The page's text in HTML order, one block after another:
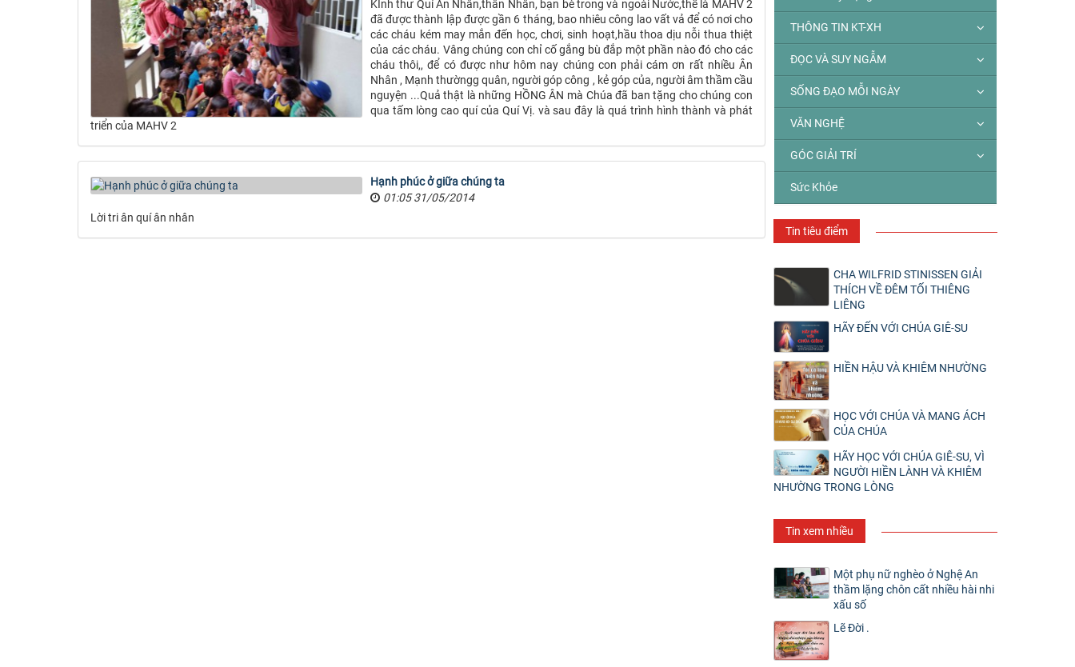
KÍnh thư Quí Ân Nhân,thân Nhân, bạn bè trong và ngoài Nước,thế là MAHV 2
đã được thành lập được gần 6 tháng, bao nhiêu công lao vất vả để có nơi cho
các cháu kém may mắn đến học, chơi, sinh hoạt,hầu thoa dịu nỗi thua thiệt
của các cháu. Vâng chúng con chỉ cố gắng bù đắp một phần nào đó cho các
cháu thôi,, để có được như hôm nay chúng con phải cám ơn rất nhiều Ân
Nhân , Mạnh thườngg quân, người góp công , kẻ góp của, người âm thầm cầu
nguyện ...Quả thật là những HỒNG ÂN mà Chúa đã ban tặng cho chúng con
qua tấm lòng cao quí của Quí Vị. và sau đây là quá trình hình thành và phát
triển của MAHV 2
Hạnh phúc ở giữa chúng ta
01:05 31/05/2014
Lời tri ân quí ân nhân
THÔNG TIN KT-XH
ĐỌC VÀ SUY NGẪM
SỐNG ĐẠO MỖI NGÀY
VĂN NGHỆ
GÓC GIẢI TRÍ
Sức Khỏe
Tin tiêu điểm
CHA WILFRID STINISSEN GIẢI
THÍCH VỀ ĐÊM TỐI THIÊNG
LIÊNG
HÃY ĐẾN VỚI CHÚA GIÊ-SU
HIỀN HẬU VÀ KHIÊM NHƯỜNG
HỌC VỚI CHÚA VÀ MANG ÁCH
CỦA CHÚA
HÃY HỌC VỚI CHÚA GIÊ-SU, VÌ
NGƯỜI HIỀN LÀNH VÀ KHIÊM
NHƯỜNG TRONG LÒNG
Tin xem nhiều
Một phụ nữ nghèo ở Nghệ An
thầm lặng chôn cất nhiều hài nhi
xấu số
Lẽ Đời .